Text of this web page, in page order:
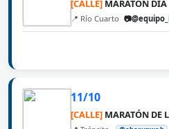
[CALLE] MARATON DIA
📍 Río Cuarto
11/10
[CALLE] MARATÓN DE